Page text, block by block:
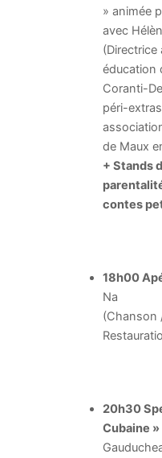
» animée
avec
(Directrice
éducation
Coranti-
péri-
de Maux
+ Stands
contes
18h00
Na
(Chanson
20h30
Cubaine »